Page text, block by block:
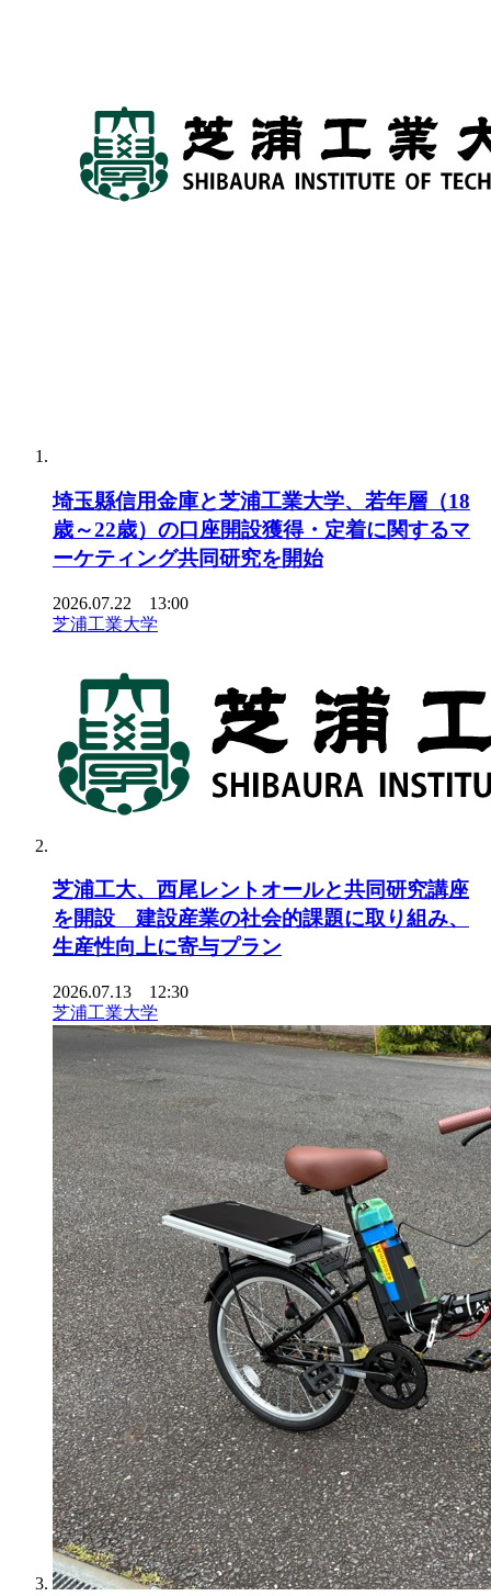
埼玉縣信用金庫と芝浦工業大学、若年層（18
歳～22歳）の口座開設獲得・定着に関するマ
ーケティング共同研究を開始
2026.07.22 13:00
芝浦工業大学
芝浦工大、西尾レントオールと共同研究講座
を開設 建設産業の社会的課題に取り組み、
生産性向上に寄与プラン
2026.07.13 12:30
芝浦工業大学